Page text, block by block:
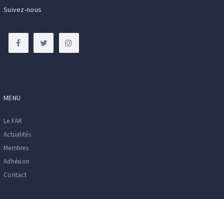
Suivez-nous
MENU
Le FAR
Actualités
Membres
Adhésion
Contact